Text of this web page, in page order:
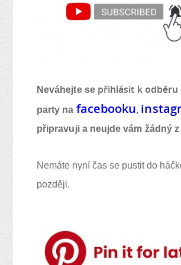
Neváhejte se přihlásit k odběru
party na facebooku,
připravuji a neujde vám žádný
Nemáte nyní čas se pustit do
později.